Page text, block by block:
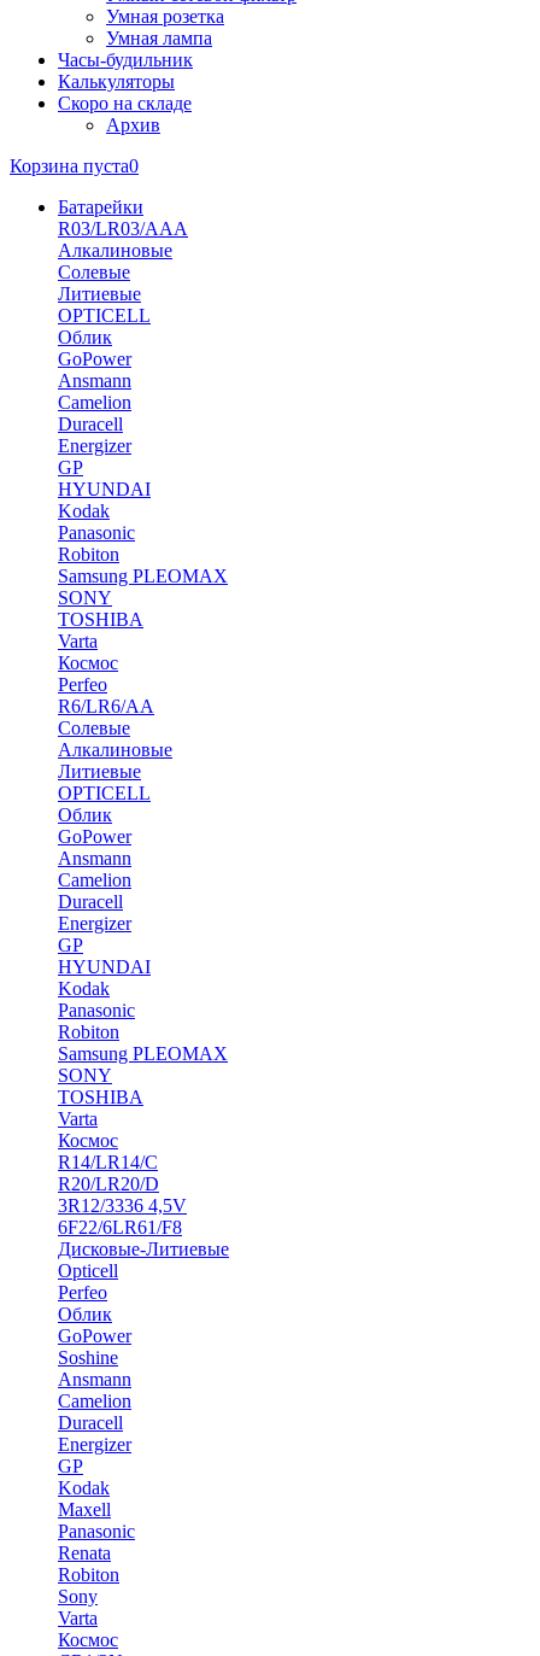
Умная розетка
Умная лампа
Часы-будильник
Калькуляторы
Скоро на складе
Архив
Корзина пуста0
Батарейки
R03/LR03/AAA
Алкалиновые
Солевые
Литиевые
OPTICELL
Облик
GoPower
Ansmann
Camelion
Duracell
Energizer
GP
HYUNDAI
Kodak
Panasonic
Robiton
Samsung PLEOMAX
SONY
TOSHIBA
Varta
Космос
Perfeo
R6/LR6/AA
Солевые
Алкалиновые
Литиевые
OPTICELL
Облик
GoPower
Ansmann
Camelion
Duracell
Energizer
GP
HYUNDAI
Kodak
Panasonic
Robiton
Samsung PLEOMAX
SONY
TOSHIBA
Varta
Космос
R14/LR14/C
R20/LR20/D
3R12/3336 4,5V
6F22/6LR61/F8
Дисковые-Литиевые
Opticell
Perfeo
Облик
GoPower
Soshine
Ansmann
Camelion
Duracell
Energizer
GP
Kodak
Maxell
Panasonic
Renata
Robiton
Sony
Varta
Космос